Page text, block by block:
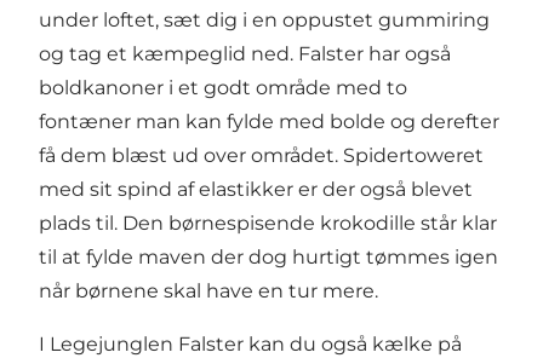
under loftet, sæt dig i en oppustet gummiring
og tag et kæmpeglid ned. Falster har også
boldkanoner i et godt område med to
fontæner man kan fylde med bolde og derefter
få dem blæst ud over området. Spidertoweret
med sit spind af elastikker er der også blevet
plads til. Den børnespisende krokodille står klar
til at fylde maven der dog hurtigt tømmes igen
når børnene skal have en tur mere.
I Legejunglen Falster kan du også kælke på